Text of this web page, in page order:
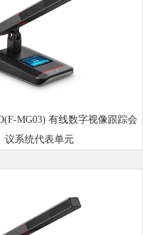
MG03) 有线数字视像跟踪会
议系统代表单元